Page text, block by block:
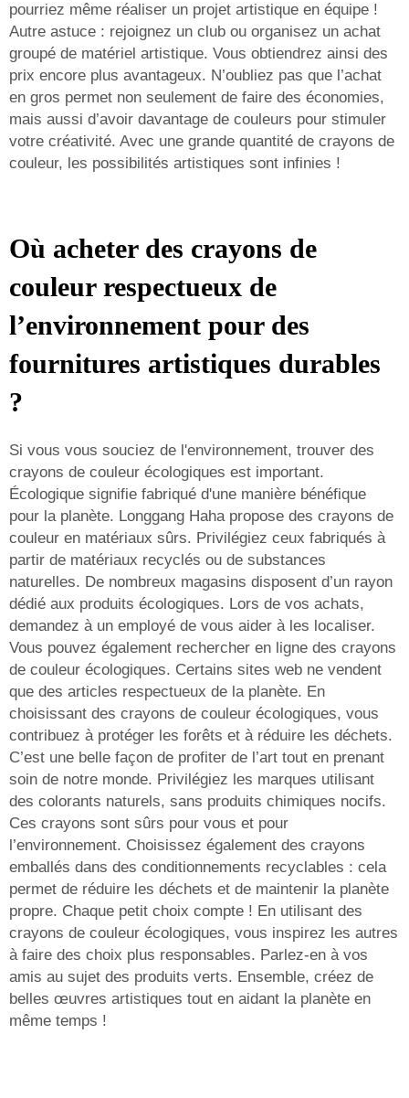
pourriez même réaliser un projet artistique en équipe !
Autre astuce : rejoignez un club ou organisez un achat
groupé de matériel artistique. Vous obtiendrez ainsi des
prix encore plus avantageux. N’oubliez pas que l’achat
en gros permet non seulement de faire des économies,
mais aussi d’avoir davantage de couleurs pour stimuler
votre créativité. Avec une grande quantité de crayons de
couleur, les possibilités artistiques sont infinies !
Où acheter des crayons de
couleur respectueux de
l’environnement pour des
fournitures artistiques durables
?
Si vous vous souciez de l'environnement, trouver des
crayons de couleur écologiques est important.
Écologique signifie fabriqué d'une manière bénéfique
pour la planète. Longgang Haha propose des crayons de
couleur en matériaux sûrs. Privilégiez ceux fabriqués à
partir de matériaux recyclés ou de substances
naturelles. De nombreux magasins disposent d’un rayon
dédié aux produits écologiques. Lors de vos achats,
demandez à un employé de vous aider à les localiser.
Vous pouvez également rechercher en ligne des crayons
de couleur écologiques. Certains sites web ne vendent
que des articles respectueux de la planète. En
choisissant des crayons de couleur écologiques, vous
contribuez à protéger les forêts et à réduire les déchets.
C’est une belle façon de profiter de l’art tout en prenant
soin de notre monde. Privilégiez les marques utilisant
des colorants naturels, sans produits chimiques nocifs.
Ces crayons sont sûrs pour vous et pour
l’environnement. Choisissez également des crayons
emballés dans des conditionnements recyclables : cela
permet de réduire les déchets et de maintenir la planète
propre. Chaque petit choix compte ! En utilisant des
crayons de couleur écologiques, vous inspirez les autres
à faire des choix plus responsables. Parlez-en à vos
amis au sujet des produits verts. Ensemble, créez de
belles œuvres artistiques tout en aidant la planète en
même temps !